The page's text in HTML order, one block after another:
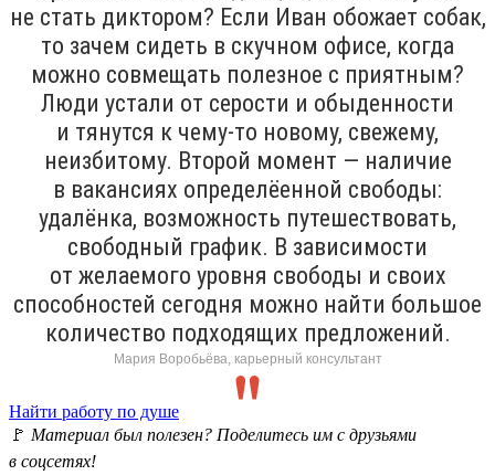
не стать диктором? Если Иван обожает собак,
то зачем сидеть в скучном офисе, когда
можно совмещать полезное с приятным?
Люди устали от серости и обыденности
и тянутся к чему-то новому, свежему,
неизбитому. Второй момент — наличие
в вакансиях определёенной свободы:
удалёнка, возможность путешествовать,
свободный график. В зависимости
от желаемого уровня свободы и своих
способностей сегодня можно найти большое
количество подходящих предложений.
Мария Воробьёва, карьерный консультант
Найти работу по душе
🚩 Материал был полезен? Поделитесь им с друзьями
в соцсетях!